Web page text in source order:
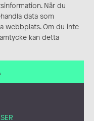
När du
data som
webbplats. Om du inte
kan detta